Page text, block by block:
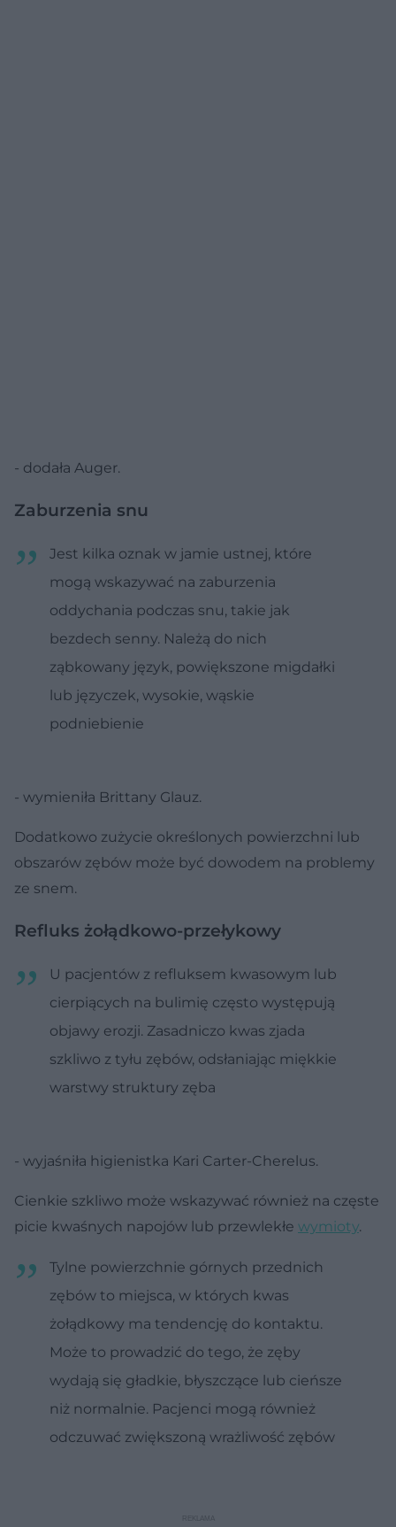
- dodała Auger.
Zaburzenia snu
Jest kilka oznak w jamie ustnej, które
mogą wskazywać na zaburzenia
oddychania podczas snu, takie jak
bezdech senny. Należą do nich
ząbkowany język, powiększone migdałki
lub języczek, wysokie, wąskie
podniebienie
- wymieniła Brittany Glauz.
Dodatkowo zużycie określonych powierzchni lub
obszarów zębów może być dowodem na problemy
ze snem.
Refluks żołądkowo-przełykowy
U pacjentów z refluksem kwasowym lub
cierpiących na bulimię często występują
objawy erozji. Zasadniczo kwas zjada
szkliwo z tyłu zębów, odsłaniając miękkie
warstwy struktury zęba
- wyjaśniła higienistka Kari Carter-Cherelus.
Cienkie szkliwo może wskazywać również na częste
picie kwaśnych napojów lub przewlekłe wymioty.
Tylne powierzchnie górnych przednich
zębów to miejsca, w których kwas
żołądkowy ma tendencję do kontaktu.
Może to prowadzić do tego, że zęby
wydają się gładkie, błyszczące lub cieńsze
niż normalnie. Pacjenci mogą również
odczuwać zwiększoną wrażliwość zębów